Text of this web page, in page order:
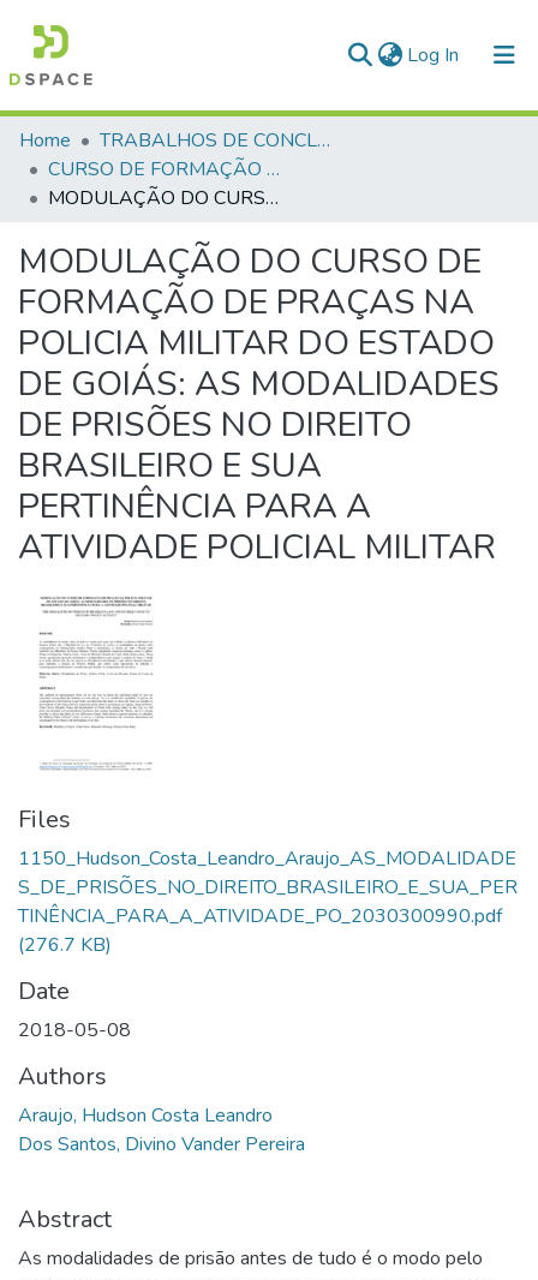
Log In (current)
Communities & Collections
All of DSpace
Home
TRABALHOS DE CONCLUSÃO DE CURSO - CFP (CURSO DE FORMAÇÃO DE PRAÇAS)
CURSO DE FORMAÇÃO DE PRAÇAS - CFP - 2018
MODULAÇÃO DO CURSO DE FORMAÇÃO DE PRAÇAS NA POLICIA MILITAR DO ESTADO DE GOIÁS: AS MODALIDADES DE PRISÕES NO DIREITO BRASILEIRO E SUA PERTINÊNCIA PARA A ATIVIDADE POLICIAL MILITAR
MODULAÇÃO DO CURSO DE
FORMAÇÃO DE PRAÇAS NA
POLICIA MILITAR DO ESTADO
DE GOIÁS: AS MODALIDADES
DE PRISÕES NO DIREITO
BRASILEIRO E SUA
PERTINÊNCIA PARA A
ATIVIDADE POLICIAL MILITAR
Files
1150_Hudson_Costa_Leandro_Araujo_AS_MODALIDADE
S_DE_PRISÕES_NO_DIREITO_BRASILEIRO_E_SUA_PER
TINÊNCIA_PARA_A_ATIVIDADE_PO_2030300990.pdf
(276.7 KB)
Date
2018-05-08
Authors
Araujo, Hudson Costa Leandro
Dos Santos, Divino Vander Pereira
Abstract
As modalidades de prisão antes de tudo é o modo pelo